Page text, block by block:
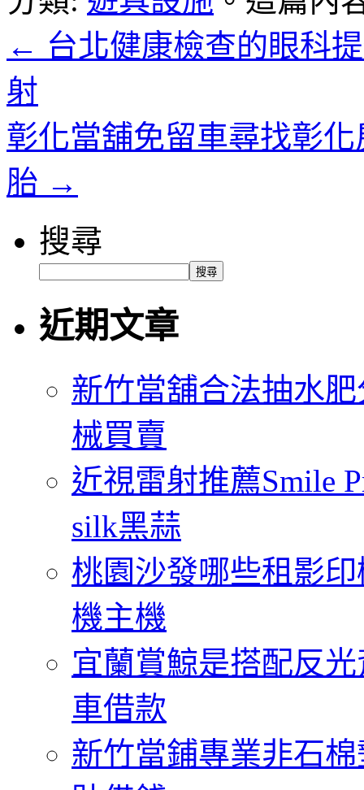
← 台北健康檢查的眼科
射
彰化當舖免留車尋找彰
胎 →
搜尋
搜尋
近期文章
新竹當舖合法抽水
械買賣
近視雷射推薦Smile
silk黑蒜
桃園沙發哪些租影
機主機
宜蘭賞鯨是搭配反
車借款
新竹當鋪專業非石